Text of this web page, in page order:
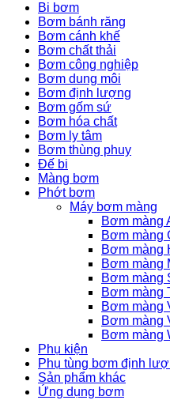
Bi bơm
Bơm bánh răng
Bơm cánh khế
Bơm chất thải
Bơm công nghiệp
Bơm dung môi
Bơm định lượng
Bơm gốm sứ
Bơm hóa chất
Bơm ly tâm
Bơm thùng phuy
Đế bi
Màng bơm
Phớt bơm
Máy bơm màng
Bơm màng
Bơm màng
Bơm màng
Bơm màng
Bơm màng
Bơm màng
Bơm màng
Bơm màng
Bơm màng
Phụ kiện
Phụ tùng bơm định
Sản phẩm khác
Ứng dụng bơm